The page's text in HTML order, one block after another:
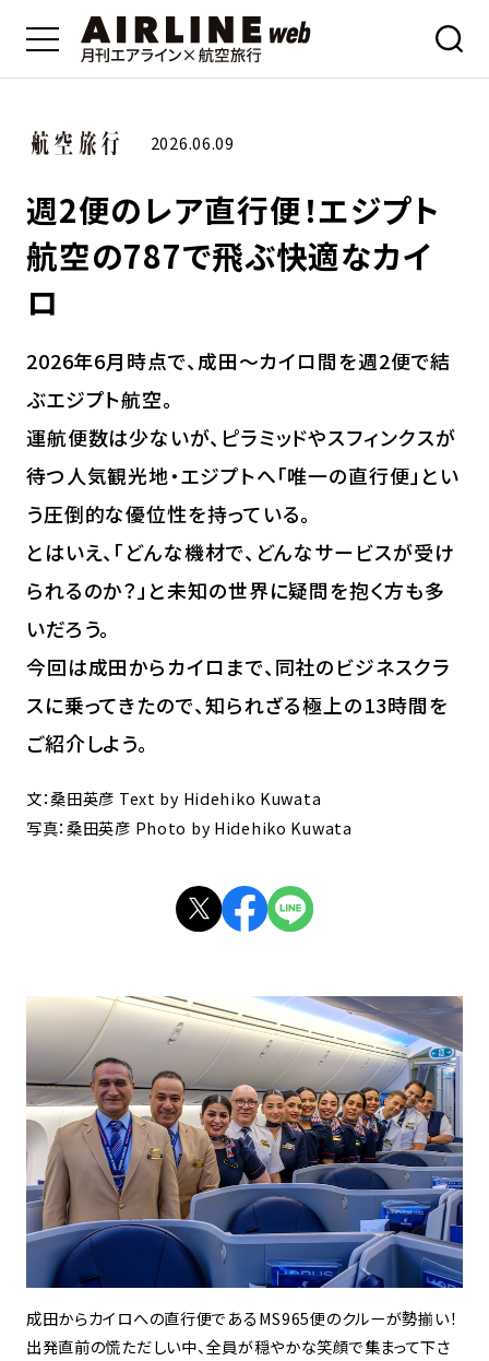
2026.06.09
週2便のレア直行便！エジプト
航空の787で飛ぶ快適なカイ
ロ
2026年6月時点で、成田〜カイロ間を週2便で結
ぶエジプト航空。
運航便数は少ないが、ピラミッドやスフィンクスが
待つ人気観光地・エジプトへ「唯一の直行便」とい
う圧倒的な優位性を持っている。
とはいえ、「どんな機材で、どんなサービスが受け
られるのか？」と未知の世界に疑問を抱く方も多
いだろう。
今回は成田からカイロまで、同社のビジネスクラ
スに乗ってきたので、知られざる極上の13時間を
ご紹介しよう。
文：桑田英彦 Text by Hidehiko Kuwata
写真：桑田英彦 Photo by Hidehiko Kuwata
成田からカイロへの直行便であるMS965便のクルーが勢揃い！
出発直前の慌ただしい中、全員が穏やかな笑顔で集まって下さ